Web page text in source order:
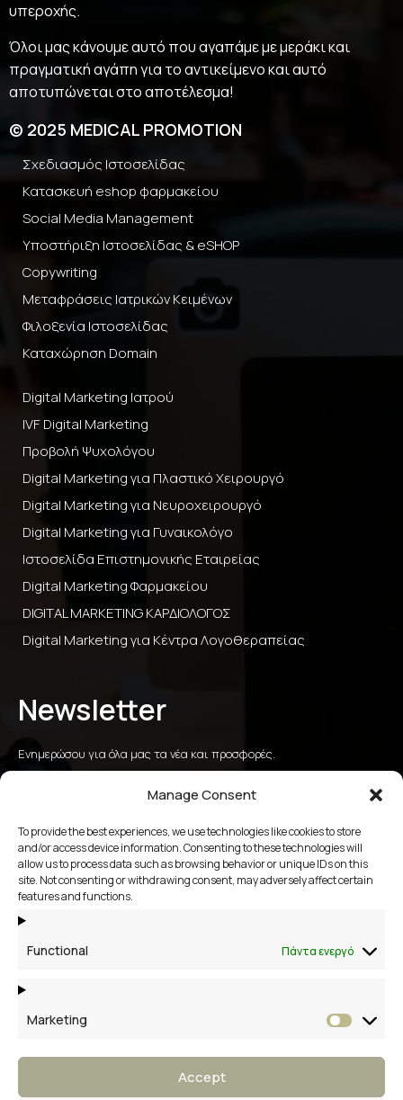
Manage Consent
To provide the best experiences, we use technologies like cookies to store
and/or access device information. Consenting to these technologies will
allow us to process data such as browsing behavior or unique IDs on this
site. Not consenting or withdrawing consent, may adversely affect certain
features and functions.
Functional Πάντα ενεργό
Marketing
Accept
υπεροχής.
Όλοι μας κάνουμε αυτό που αγαπάμε με μεράκι και
πραγματική αγάπη για το αντικείμενο και αυτό
αποτυπώνεται στο αποτέλεσμα!
© 2025 MEDICAL PROMOTION
Σχεδιασμός Ιστοσελίδας
Κατασκευή eshop φαρμακείου
Social Media Management
Υποστήριξη Ιστοσελίδας & eSHOP
Copywriting
Μεταφράσεις Ιατρικών Κειμένων
Φιλοξενία Ιστοσελίδας
Καταχώρηση Domain
Digital Marketing Ιατρού
IVF Digital Marketing
Προβολή Ψυχολόγου
Digital Marketing για Πλαστικό Χειρουργό
Digital Marketing για Νευροχειρουργό
Digital Marketing για Γυναικολόγο
Ιστοσελίδα Επιστημονικής Εταιρείας
Digital Marketing Φαρμακείου
DIGITAL MARKETING ΚΑΡΔΙΟΛΟΓΟΣ
Digital Marketing για Κέντρα Λογοθεραπείας
Newsletter
Ενημερώσου για όλα μας τα νέα και προσφορές.
αποστολή
2109658356